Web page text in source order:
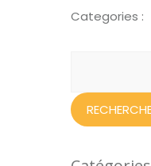
Categories :